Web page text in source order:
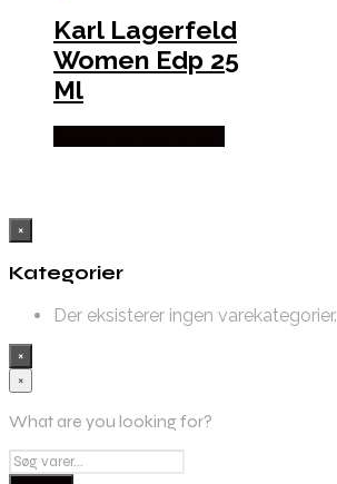
Karl Lagerfeld
Women Edp 25
Ml
×
Kategorier
Der eksisterer ingen varekategorier.
×
×
What are you looking for?